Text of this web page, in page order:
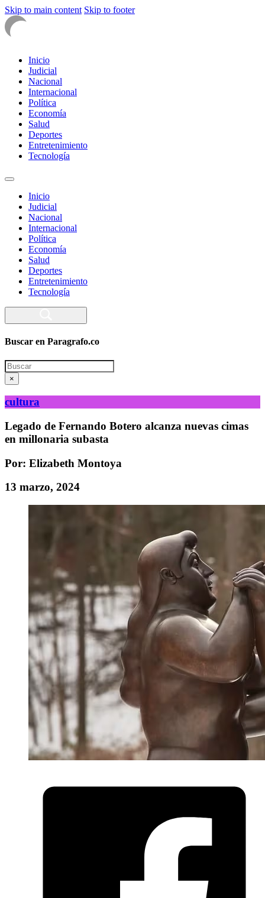
Skip to main content Skip to footer
Inicio
Judicial
Nacional
Internacional
Política
Economía
Salud
Deportes
Entretenimiento
Tecnología
Inicio
Judicial
Nacional
Internacional
Política
Economía
Salud
Deportes
Entretenimiento
Tecnología
Buscar en Paragrafo.co
Search
×
cultura
Legado de Fernando Botero alcanza nuevas cimas
en millonaria subasta
Por: Elizabeth Montoya
13 marzo, 2024